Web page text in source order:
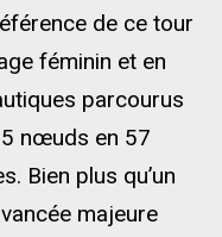
de ce tour
féminin et en
parcourus
nœuds en 57
Bien plus qu’un
majeure